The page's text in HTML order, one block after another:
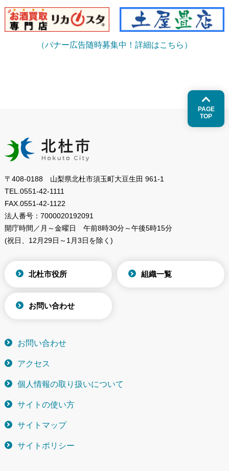
（バナー広告随時募集中！詳細はこちら）
PAGE
TOP
〒408-0188 山梨県北杜市須玉町大豆生田 961-1
TEL. 0551-42-1111
FAX. 0551-42-1122
法人番号： 7000020192091
開庁時間／月～金曜日
午前8時30分～午後5時15分
(祝日、12月29日～1月3日を除く)
北杜市役所 組織一覧
お問い合わせ
お問い合わせ
アクセス
個人情報の取り扱いについて
サイトの使い方
サイトマップ
サイトポリシー